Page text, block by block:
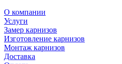
О компании
Услуги
Замер карнизов
Изготовление карнизов
Монтаж карнизов
Доставка